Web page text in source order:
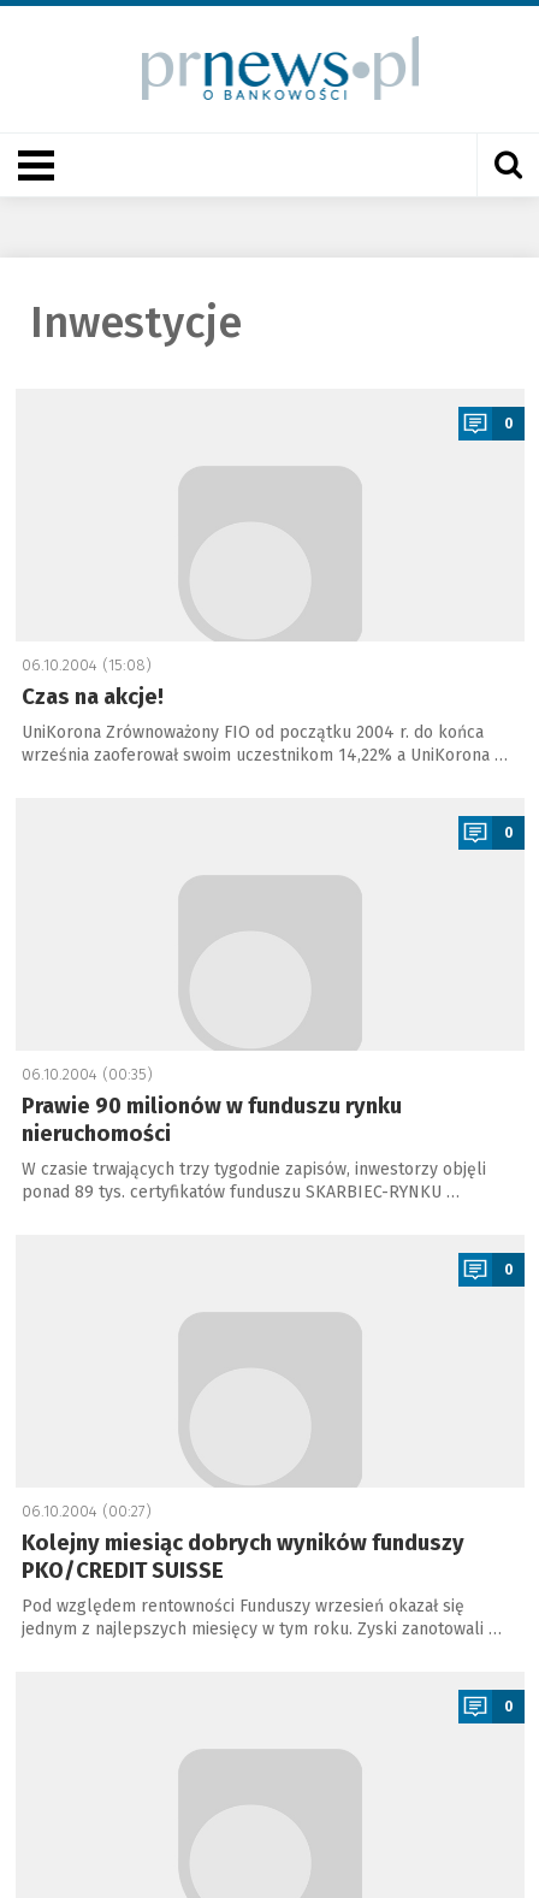
Inwestycje
0
06.10.2004 (15:08)
Czas na akcje!
UniKorona Zrównoważony FIO od początku 2004 r. do końca
września zaoferował swoim uczestnikom 14,22% a UniKorona …
0
06.10.2004 (00:35)
Prawie 90 milionów w funduszu rynku
nieruchomości
W czasie trwających trzy tygodnie zapisów, inwestorzy objęli
ponad 89 tys. certyfikatów funduszu SKARBIEC-RYNKU …
0
06.10.2004 (00:27)
Kolejny miesiąc dobrych wyników funduszy
PKO/CREDIT SUISSE
Pod względem rentowności Funduszy wrzesień okazał się
jednym z najlepszych miesięcy w tym roku. Zyski zanotowali …
0